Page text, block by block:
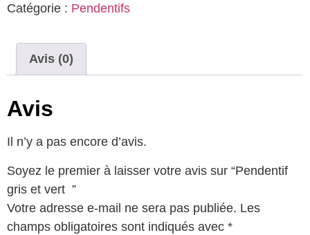
Catégorie : Pendentifs
Avis (0)
Avis
Il n’y a pas encore d’avis.
Soyez le premier à laisser votre avis sur “Pendentif
gris et vert ”
Votre adresse e-mail ne sera pas publiée. Les
champs obligatoires sont indiqués avec *